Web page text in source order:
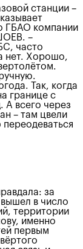
станции –
ГБАО компании
–
часто
нет. Хорошо,
Так, когда
границе с
А всего через
– там цвели
за
в число
территории
именно
первым